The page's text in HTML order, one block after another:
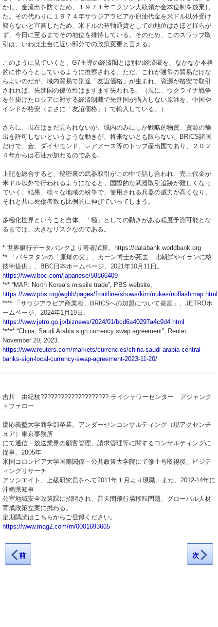
かし、金流出を防ぐため、１９７１年ニクソン大統領が金本位制を放棄し
た。その代わりに１９７４年サウジアラビアが原油代金を米ドル以外受け
取らないと宣言したため、米ドルの基軸通貨としての地位はさほど揺らが
ず、今日に至るまでその地位を維持している。そのため、このスワップ取
引は、いわば土台に近い部分での政策変更と言える。
このように見ていくと、G7主導の経済圏とは別の経済圏を、なかなか本格
的に作ろうとしているように推察される。ただ、これが通常の貿易だけな
らよいのだが、域内貿易で別途「友誼価格」が生まれ、資源が格安で取引
されれば、先進国の優位性はますます失われる。（現に、ウクライナ戦争
を仕掛けたロシアに対する経済制裁で先進国が購入しない原油を、中国や
インドが格安（まさに「友誼価格」）で輸入している。）
さらに、現在はまだ見られないが、域内のみにしか戦略的物資、資源の輸
出を許可しないというような動きが、将来ないとも限らない。BRICS諸国
だけで、金、ダイヤモンド、レアアース等のトップ産出国であり、２０２
４年からは石油が加わるのである。
上記を総合すると、秘密裏の武器取引がこの中で話し合われ、売上代金が
米ドル以外で行われるようになると、国際的な武器取引追跡が難しくなっ
ていく。結果、様々な地域の紛争で、使用される兵器の威力が高くなり、
それと共に死傷者数も比例的に伸びていってしまう。
多極化世界ということ自体、「極」としての動きがある程度予測可能とな
るまでは、大きなリスクなのである。
* 世界銀行データバンクより著者試算。https://databank.worldbank.org
** 「パキスタンの「原爆の父」、カーン博士が死去 北朝鮮やイランに核
技術提供」、BBC日本ホームページ、2021年10月11日。
https://www.bbc.com/japanese/58866409
*** “MAP: North Korea’s missile trade”, PBS website,
https://www.pbs.org/wgbh/pages/frontline/shows/kim/nukes/noflashmap.html
**** 「サウジアラビア商業相、BRICSへの加盟について発言」、JETROホ
ームページ、2024年1月19日、
https://www.jetro.go.jp/biznews/2024/01/bcd6a40297a4c9d4.html
***** “China, Saudi Arabia sign currency swap agreement”, Reuter,
November 20, 2023.
https://www.reuters.com/markets/currencies/china-saudi-arabia-central-
banks-sign-local-currency-swap-agreement-2023-11-20/
吉川 由紀枝???????????????????? ライシャワーセンター アジャンク
トフェロー
慶応義塾大学商学部卒業。アンダーセンコンサルティング（現アクセンチ
ュア）東京事務所
にて通信・放送業界の顧客管理、請求管理等に関するコンサルティングに
従事。2005年
米国コロンビア大学国際関係・公共政策大学院にて修士号取得後、ビジテ
ィングリサーチ
アソシエイト、上級研究員をへて2011年１月より現職。また、2012-14年に
沖縄県知事
公室地域安全政策課に招聘され、普天間飛行場移転問題、グローバル人材
育成政策立案に携わる。
定期購読はこちらからご登録ください。
https://www.mag2.com/m/0001693665
前 次